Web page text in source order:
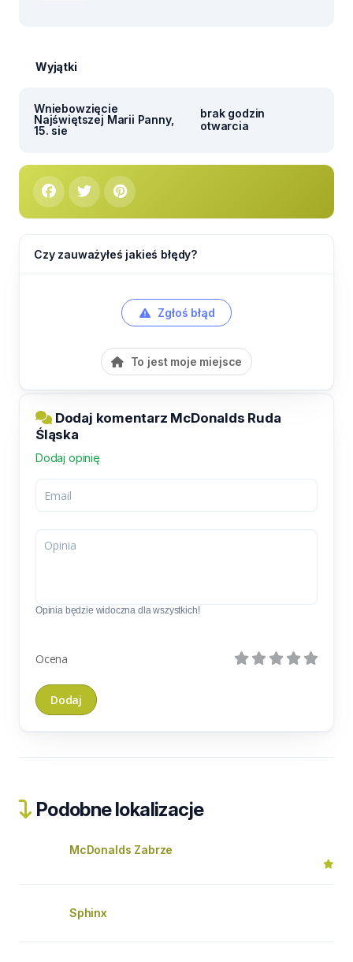
Wyjątki
Wniebowzięcie
Najświętszej Marii Panny,
15. sie
brak godzin
otwarcia
Czy zauważyłeś jakieś błędy?
Zgłoś błąd
To jest moje miejsce
Dodaj komentarz McDonalds Ruda
Śląska
Dodaj opinię
Opinia będzie widoczna dla wszystkich!
Ocena
Podobne lokalizacje
McDonalds Zabrze
Sphinx